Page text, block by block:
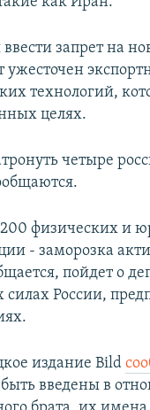
ввести запрет на
ужесточен
технологий,
целях.
четыре
физических и
- заморозка
пойдет о
России,
издание Bild
введены в